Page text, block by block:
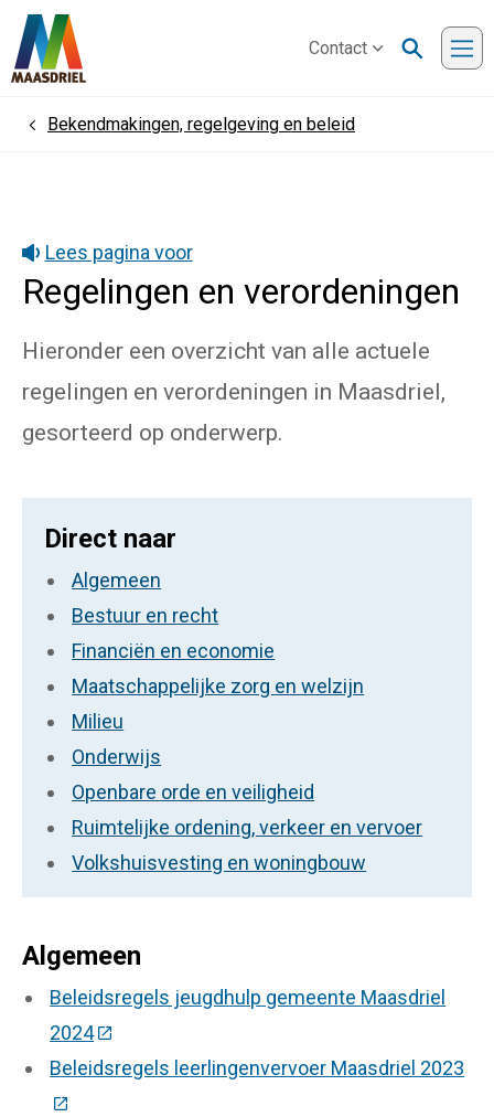
Contact
HomeBekendmakingen, regelgeving en beleid
Lees pagina voor
Regelingen en verordeningen
Hieronder een overzicht van alle actuele
regelingen en verordeningen in Maasdriel,
gesorteerd op onderwerp.
Direct naar
Algemeen
Bestuur en recht
Financiën en economie
Maatschappelijke zorg en welzijn
Milieu
Onderwijs
Openbare orde en veiligheid
Ruimtelijke ordening, verkeer en vervoer
Volkshuisvesting en woningbouw
Algemeen
Beleidsregels jeugdhulp gemeente Maasdriel
2024(Deze link gaat naar een externe website)
Beleidsregels leerlingenvervoer Maasdriel 2023
(Deze link gaat naar een externe website)